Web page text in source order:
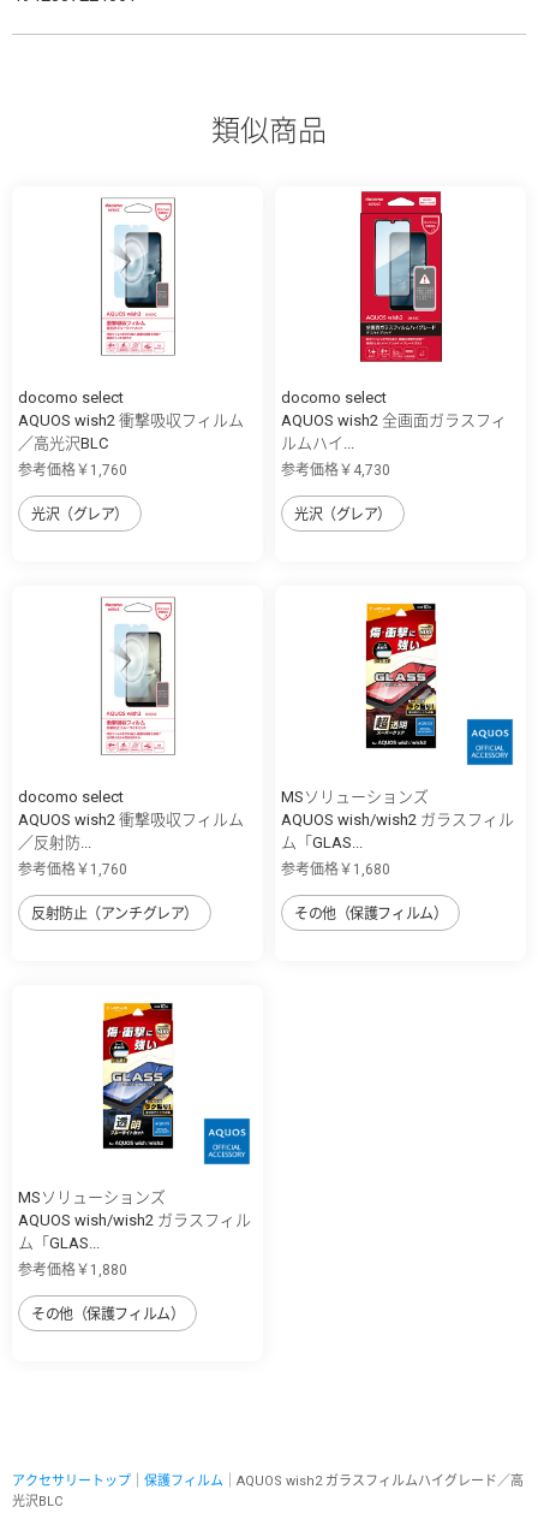
類似商品
docomo select
AQUOS wish2 衝撃吸収フィルム
／高光沢BLC
参考価格￥1,760
光沢（グレア）
docomo select
AQUOS wish2 全画面ガラスフィ
ルムハイ...
参考価格￥4,730
光沢（グレア）
docomo select
AQUOS wish2 衝撃吸収フィルム
／反射防...
参考価格￥1,760
反射防止（アンチグレア）
MSソリューションズ
AQUOS wish/wish2 ガラスフィル
ム「GLAS...
参考価格￥1,680
その他（保護フィルム）
MSソリューションズ
AQUOS wish/wish2 ガラスフィル
ム「GLAS...
参考価格￥1,880
その他（保護フィルム）
アクセサリートップ 保護フィルム ｜AQUOS wish2 ガラスフィルムハイグレード／高
光沢BLC